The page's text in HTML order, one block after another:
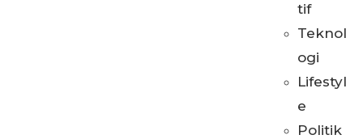
tif
Teknol
ogi
Lifestyl
e
Politik